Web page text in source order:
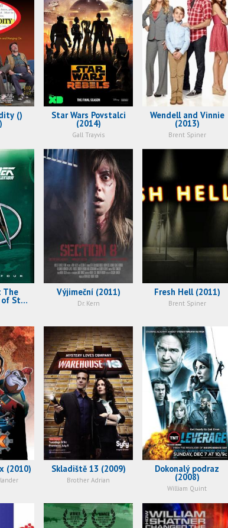
() Star Wars Povstalci
(2014)
Gall Trayvis
Wendell and Vinnie
(2013)
Brent Spiner
The
Star
Výjimeční (2011)
Dr. Kern
Fresh Hell (2011)
Brent Spiner
(2010) Skladiště 13 (2009)
Brother Adrian
Dokonalý podraz
(2008)
William Quint